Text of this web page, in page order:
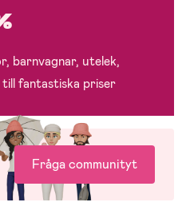
barnvagnar, utelek,
fantastiska priser
Fråga communityt